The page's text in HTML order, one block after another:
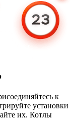
к
установки
их. Котлы